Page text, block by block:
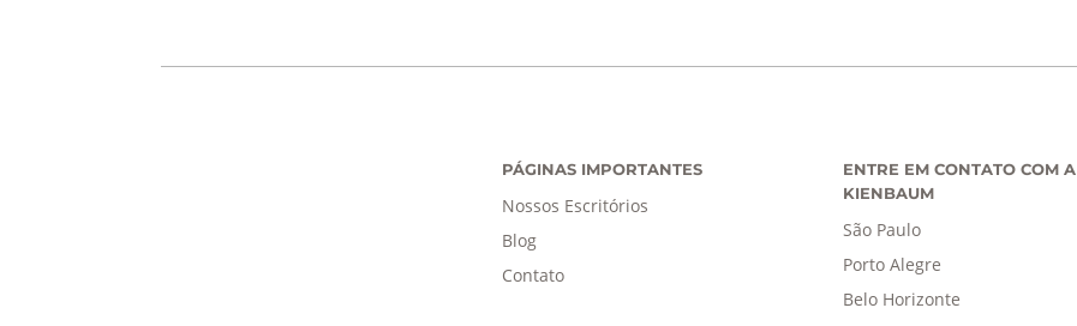
PÁGINAS IMPORTANTES
Nossos Escritórios
Blog
Contato
ENTRE EM CONTATO COM A
KIENBAUM
São Paulo
Porto Alegre
Belo Horizonte